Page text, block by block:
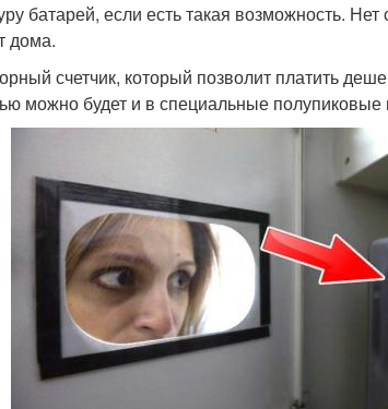
батарей, если есть такая возможность.
дома.
счетчик, который позволит платить
можно будет и в специальные полупиковые